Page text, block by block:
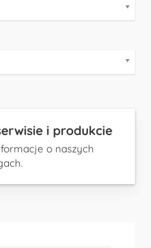
i produkcie
o naszych